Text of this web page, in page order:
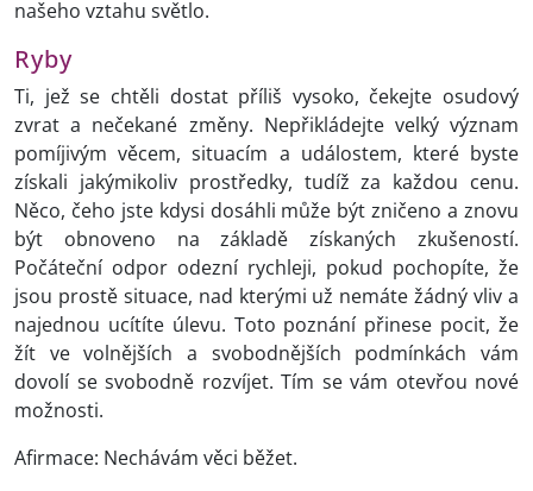
našeho vztahu světlo.
Ryby
Ti, jež se chtěli dostat příliš vysoko, čekejte osudový
zvrat a nečekané změny. Nepřikládejte velký význam
pomíjivým věcem, situacím a událostem, které byste
získali jakýmikoliv prostředky, tudíž za každou cenu.
Něco, čeho jste kdysi dosáhli může být zničeno a znovu
být obnoveno na základě získaných zkušeností.
Počáteční odpor odezní rychleji, pokud pochopíte, že
jsou prostě situace, nad kterými už nemáte žádný vliv a
najednou ucítíte úlevu. Toto poznání přinese pocit, že
žít ve volnějších a svobodnějších podmínkách vám
dovolí se svobodně rozvíjet. Tím se vám otevřou nové
možnosti.
Afirmace: Nechávám věci běžet.